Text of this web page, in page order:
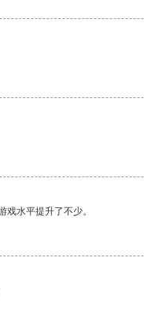
水平提升了不少。